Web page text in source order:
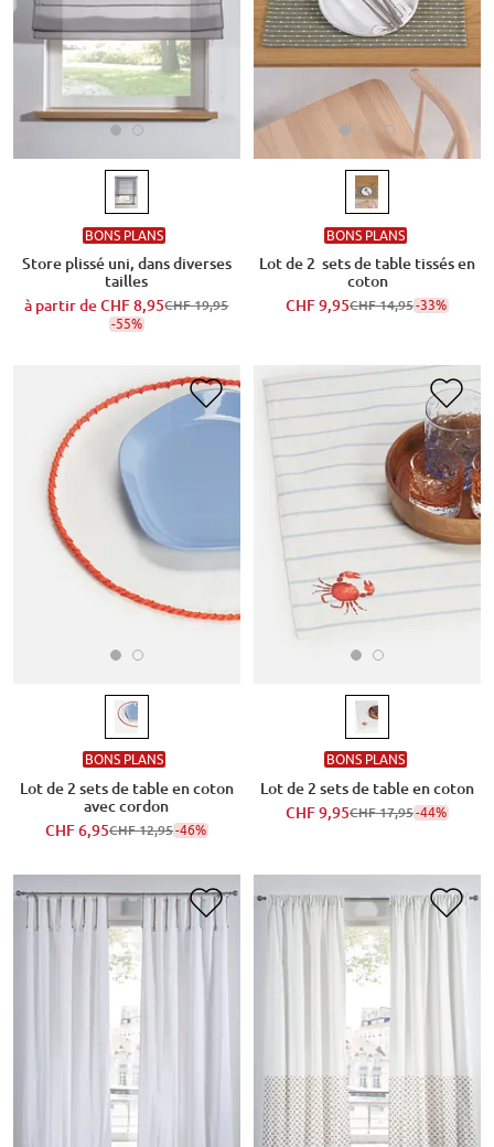
BONS PLANS
Store plissé uni, dans diverses
tailles
à partir deCHF 8,95CHF 19,95
-55%
BONS PLANS
Lot de 2 sets de table tissés en
coton
CHF 9,95CHF 14,95-33%
BONS PLANS
Lot de 2 sets de table en coton
avec cordon
CHF 6,95CHF 12,95-46%
BONS PLANS
Lot de 2 sets de table en coton
CHF 9,95CHF 17,95-44%